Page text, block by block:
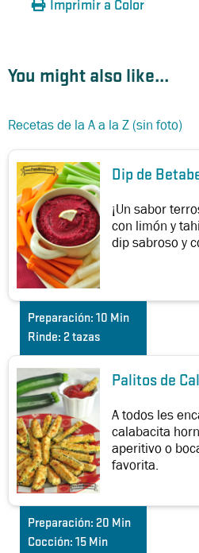
Imprimir a Color
You might also like...
Recetas de la A a la Z (sin foto)
Dip de
¡Un sabor
con limón y
dip sabroso y
Preparación: 10 Min
Rinde: 2 tazas
Palitos de
A todos les
calabacita
aperitivo o
favorita.
Preparación: 20 Min
Cocción: 15 Min